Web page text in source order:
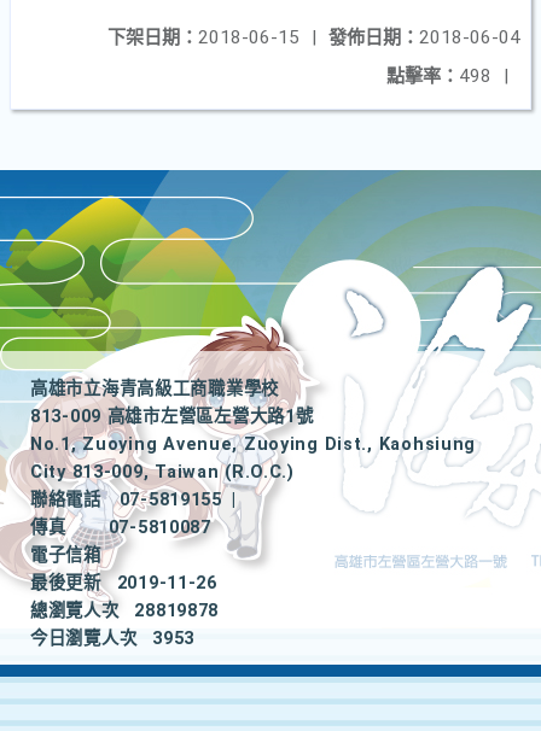
發佈日期： 2018-06-04
下架日期： 2018-06-15
|
點擊率： 498 |
高雄市立海青高級工商職業學校
813-009 高雄市左營區左營大路1號
No.1, Zuoying Avenue, Zuoying Dist., Kaohsiung
City 813-009, Taiwan (R.O.C.)
聯絡電話
07-5819155
|
傳真
07-5810087
電子信箱
最後更新
2019-11-26
總瀏覽人次
28819878
今日瀏覽人次
3953